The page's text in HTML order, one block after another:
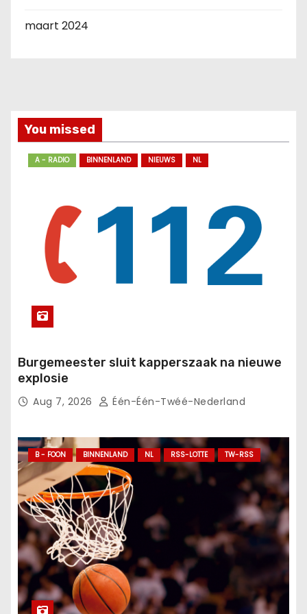
maart 2024
You missed
A - RADIO BINNENLAND NIEUWS NL
Burgemeester sluit kapperszaak na nieuwe
explosie
Aug 7, 2026 Één-Één-Twéé-Nederland
B - FOON BINNENLAND NL RSS-LOTTE TW-RSS